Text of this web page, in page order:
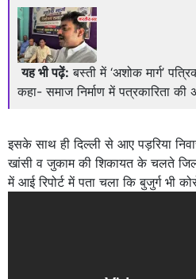
यह भी पढ़ें: बस्ती में ‘अशोक मार्ग’
कहा- समाज निर्माण में पत्रकारिता की
इसके साथ ही दिल्ली से आए पड़रिया
खांसी व जुकाम की शिकायत के चलते
में आई रिपोर्ट में पता चला कि बुजुर्ग भी